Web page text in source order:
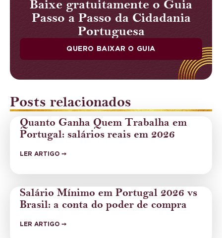
Baixe gratuitamente o Guia
Passo a Passo da Cidadania
Portuguesa
QUERO BAIXAR O GUIA
Posts relacionados
Quanto Ganha Quem Trabalha em
Portugal: salários reais em 2026
LER ARTIGO ➙
Salário Mínimo em Portugal 2026 vs
Brasil: a conta do poder de compra
LER ARTIGO ➙